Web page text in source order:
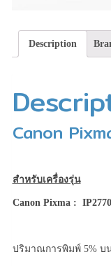
Description
Canon
สำหรับเครื่องรุ่น
Canon Pixma :
ปริมาณการพิมพ์ 5% บ